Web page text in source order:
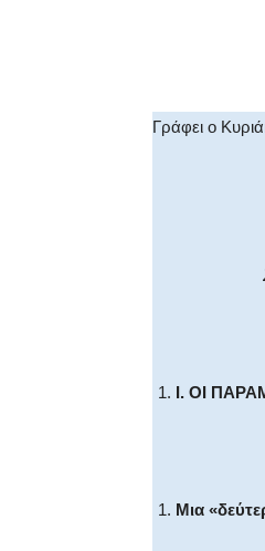
Γράφει ο
Στην ιερή
I. ΟΙ
Μια